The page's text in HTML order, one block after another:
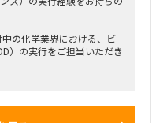
の化学業界における、ビ
）の実行をご担当いただき